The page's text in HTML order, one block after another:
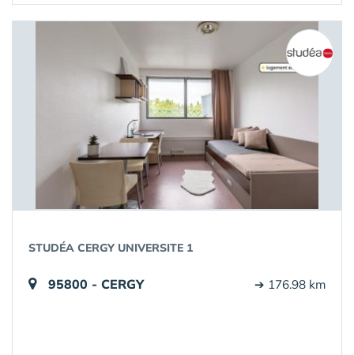
STUDÉA CERGY UNIVERSITE 1
95800 - CERGY ➔ 176.98 km